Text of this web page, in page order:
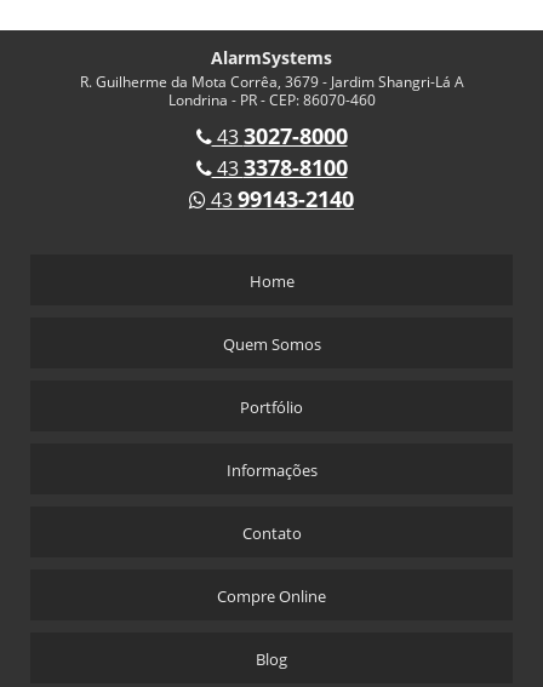
AlarmSystems
R. Guilherme da Mota Corrêa, 3679 - Jardim Shangri-Lá A
Londrina - PR - CEP: 86070-460
433027-8000
433378-8100
4399143-2140
Home
Quem Somos
Portfólio
Informações
Contato
Compre Online
Blog